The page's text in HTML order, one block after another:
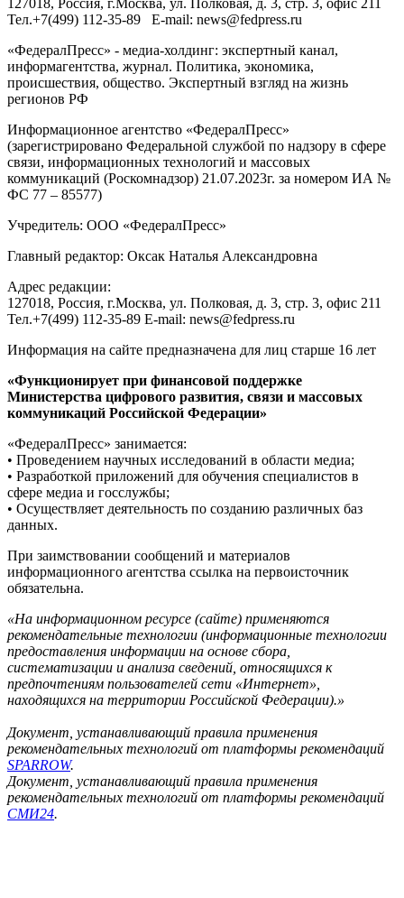
Тел.+7(499) 112-35-89 E-mail: news@fedpress.ru
«ФедералПресс» - медиа-холдинг: экспертный канал,
информагентства, журнал. Политика, экономика,
происшествия, общество. Экспертный взгляд на жизнь
регионов РФ
Информационное агентство «ФедералПресс»
(зарегистрировано Федеральной службой по надзору в сфере
связи, информационных технологий и массовых
коммуникаций (Роскомнадзор) 21.07.2023г. за номером ИА №
ФС 77 – 85577)
Учредитель: ООО «ФедералПресс»
Главный редактор: Оксак Наталья Александровна
Адрес редакции:
127018, Россия, г.Москва, ул. Полковая, д. 3, стр. 3, офис 211
Тел.+7(499) 112-35-89 E-mail: news@fedpress.ru
Информация на сайте предназначена для лиц старше 16 лет
«Функционирует при финансовой поддержке
Министерства цифрового развития, связи и массовых
коммуникаций Российской Федерации»
«ФедералПресс» занимается:
• Проведением научных исследований в области медиа;
• Разработкой приложений для обучения специалистов в
сфере медиа и госслужбы;
• Осуществляет деятельность по созданию различных баз
данных.
При заимствовании сообщений и материалов
информационного агентства ссылка на первоисточник
обязательна.
«На информационном ресурсе (сайте) применяются
рекомендательные технологии (информационные технологии
предоставления информации на основе сбора,
систематизации и анализа сведений, относящихся к
предпочтениям пользователей сети «Интернет»,
находящихся на территории Российской Федерации).»
Документ, устанавливающий правила применения
рекомендательных технологий от платформы рекомендаций
SPARROW.
Документ, устанавливающий правила применения
рекомендательных технологий от платформы рекомендаций
СМИ24.